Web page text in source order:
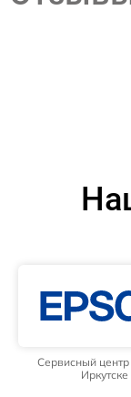
Сервисный центр
Иркутске